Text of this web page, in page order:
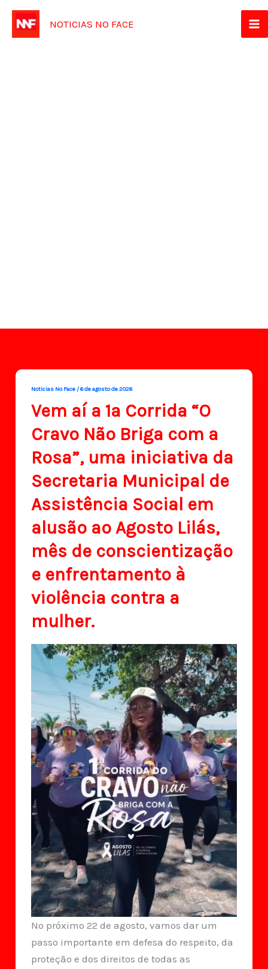
para
NOTICIAS NO FACE
Noticias No Face /6 de agosto de 2026
Vem aí a 1ª Corrida “O
Cravo Não Briga com a
Rosa”, uma iniciativa da
Secretaria Municipal de
Assistência Social em
alusão ao Agosto Lilás,
mês de conscientização
e enfrentamento à
violência contra a
mulher.
No próximo 22 de agosto, vamos dar um
passo importante em defesa do respeito, da
proteção e dos direitos de todas as